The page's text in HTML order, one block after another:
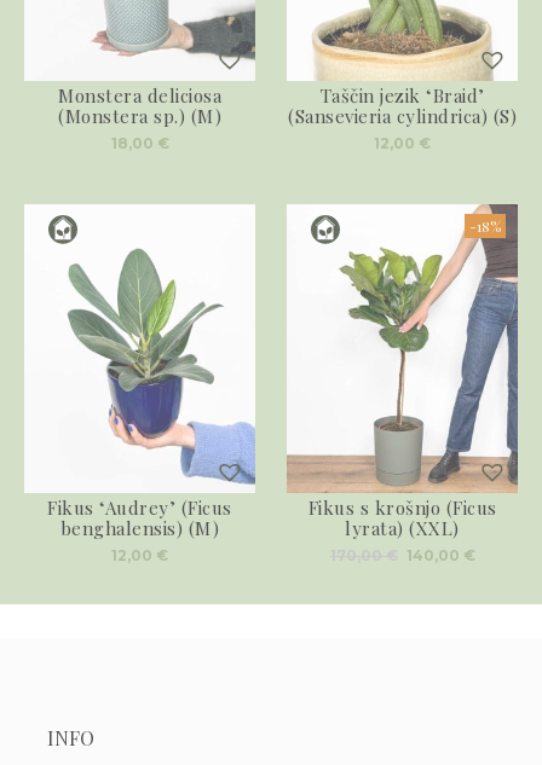
Monstera deliciosa
(Monstera sp.) (M)
18,00 €
Taščin jezik ‘Braid’
(Sansevieria cylindrica) (S)
12,00 €
Fikus ‘Audrey’ (Ficus
benghalensis) (M)
12,00 €
-18%
Fikus s krošnjo (Ficus
lyrata) (XXL)
Izvirna
cena
140,00 €
INFO